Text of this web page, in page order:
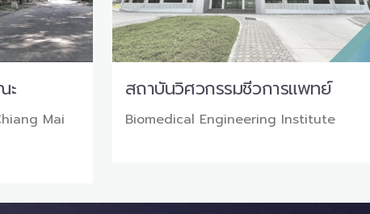
ะ
Mai
สถาบันวิศวกรรมชีวการแพทย์
Biomedical Engineering Institute